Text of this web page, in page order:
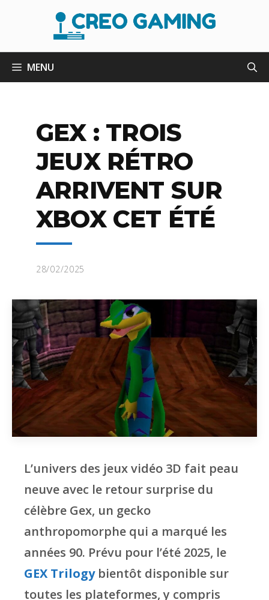
MENU
GEX : TROIS
JEUX RÉTRO
ARRIVENT SUR
XBOX CET ÉTÉ
28/02/2025
L’univers des jeux vidéo 3D fait peau
neuve avec le retour surprise du
célèbre Gex, un gecko
anthropomorphe qui a marqué les
années 90. Prévu pour l’été 2025, le
GEX Trilogybientôt disponible sur
toutes les plateformes, y compris